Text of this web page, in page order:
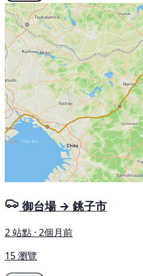
御台場 → 銚子市
2 站點 · 2個月前
15 瀏覽